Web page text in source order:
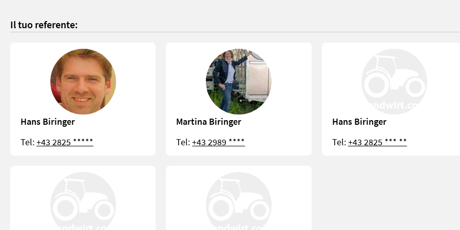
Il tuo referente:
Hans Biringer
Tel:+43 2825 *****
Martina Biringer
Tel:+43 2989 ****
Hans Biringer
Tel:+43 2825 *** **